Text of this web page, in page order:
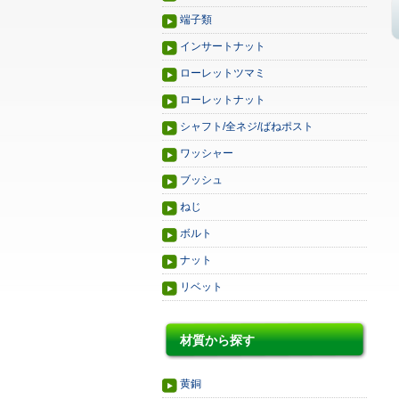
端子類
インサートナット
ローレットツマミ
ローレットナット
シャフト/全ネジ/ばねポスト
ワッシャー
ブッシュ
ねじ
ボルト
ナット
リベット
材質から探す
黄銅